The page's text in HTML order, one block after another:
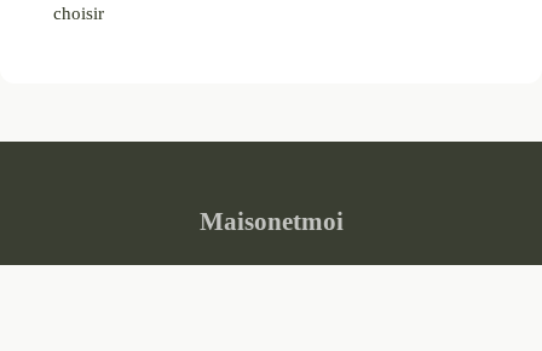
choisir
Maisonetmoi